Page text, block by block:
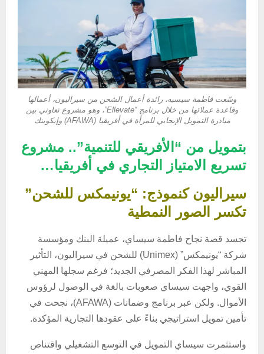
وسّعت فاطمة سيسيه، رائدة أعمال الشحن من سيراليون، أعمالها
وقاعدة عملائها من خلال برنامج “Ellevate”، وهو مشروع تعاوني بين
مبادرة التمويل الإيجابي للمرأة في أفريقيا (AFAWA) وإيكوبنك
بتمويل من “الأفريقي للتنمية”.. مشروع
تسريع الامتياز التجاري في أفريقيا…
سيراليون كنموذج: “يونيمكس للشحن”
تكسر الصور النمطية
تجسد قصة نجاح فاطمة سيساي، عميلة البنك ومؤسسة
شركة “يونيمكس” (Unimex) للشحن في سيراليون، التأثير
المباشر لهذا الفكر المصرفي الجديد؛ فرغم سجلها المهني
القوي، واجهت سيساي صعوبات بالغة في الوصول لرؤوس
الأموال. ولكن عبر برنامج وضمانات (AFAWA)، نجحت في
تأمين تمويل استراتيجي بناءً على عقودها التجارية المؤكدة.
واستثمرت سيساي التمويل في التوسع التشغيلي واقتناص